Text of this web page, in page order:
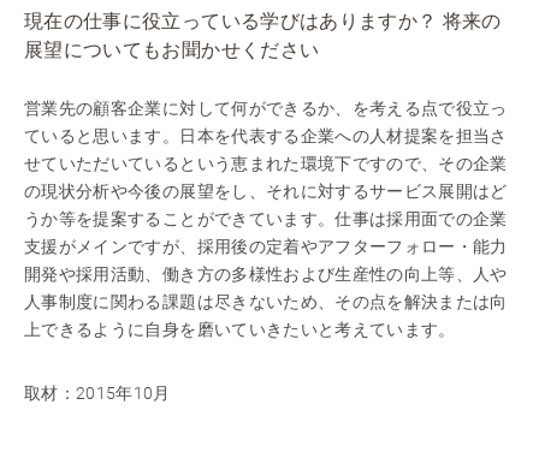
現在の仕事に役立っている学びはありますか？ 将来の
展望についてもお聞かせください
営業先の顧客企業に対して何ができるか、を考える点で役立っ
ていると思います。日本を代表する企業への人材提案を担当さ
せていただいているという恵まれた環境下ですので、その企業
の現状分析や今後の展望をし、それに対するサービス展開はど
うか等を提案することができています。仕事は採用面での企業
支援がメインですが、採用後の定着やアフターフォロー・能力
開発や採用活動、働き方の多様性および生産性の向上等、人や
人事制度に関わる課題は尽きないため、その点を解決または向
上できるように自身を磨いていきたいと考えています。
取材：2015年10月